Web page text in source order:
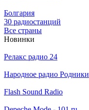
Болгария
30 радиостанций
Все страны
Новинки
Релакс радио 24
Народное радио Родники
Flash Sound Radio